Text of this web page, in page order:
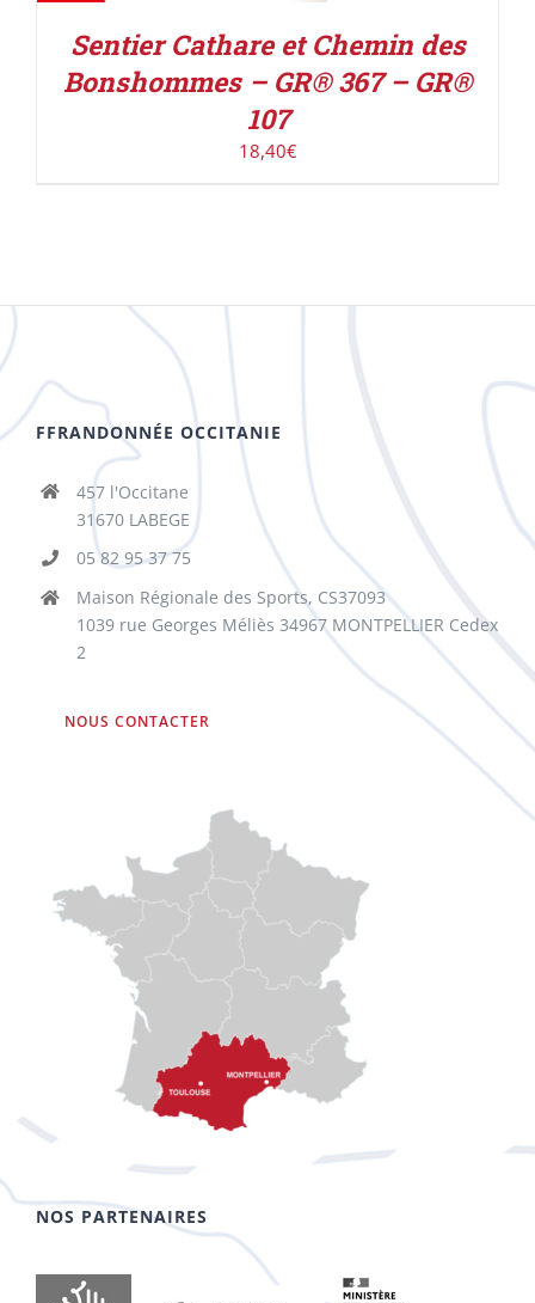
Sentier Cathare et Chemin des
Bonshommes – GR® 367 – GR®
107
18,40€
FFRANDONNÉE OCCITANIE
457 l'Occitane
31670 LABEGE
05 82 95 37 75
Maison Régionale des Sports, CS37093
1039 rue Georges Méliès 34967 MONTPELLIER Cedex
2
NOUS CONTACTER
NOS PARTENAIRES